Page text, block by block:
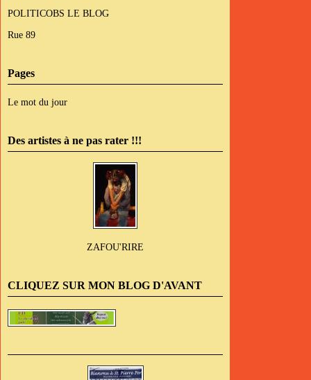
POLITICOBS LE BLOG
Rue 89
Pages
Le mot du jour
Des artistes à ne pas rater !!!
ZAFOU'RIRE
CLIQUEZ SUR MON BLOG D'AVANT